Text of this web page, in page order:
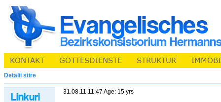
Detalii stire
31.08.11 11:47 Age: 15 yrs